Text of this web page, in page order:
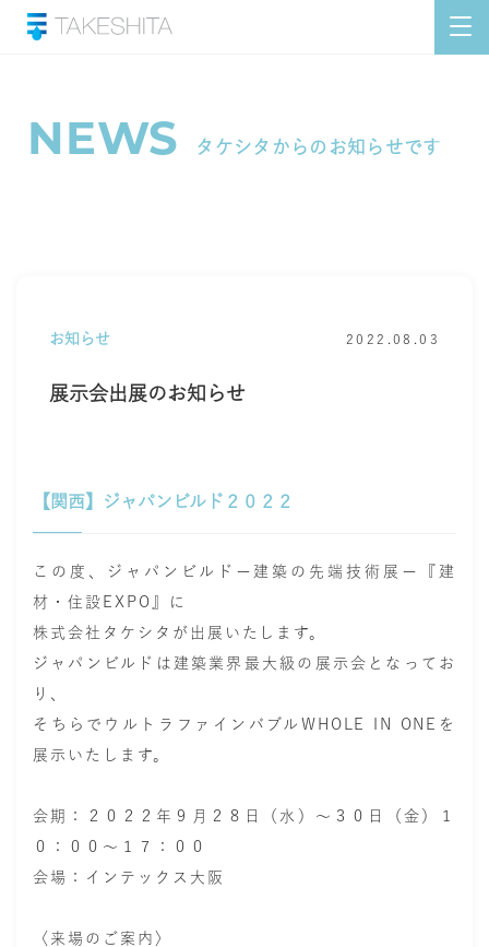
NEWS タケシタからのお知らせです
お知らせ 2022.08.03
展示会出展のお知らせ
【関西】ジャパンビルド２０２２
この度、ジャパンビルドー建築の先端技術展ー『 建
材・住設EXPO
』に
株式会社タケシタが出展いたします。
ジャパンビルドは建築業界最大級の展示会となってお
り、
そちらで ウルトラファインバブルWHOLE IN ONE を
展示いたします。
会期：２０２２年９月２８日（水）～３０日（金）１
０：００～１７：００
会場：インテックス大阪
〈来場のご案内〉